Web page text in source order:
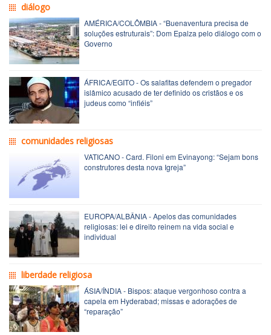
diálogo
AMÉRICA/COLÔMBIA - “Buenaventura precisa de
soluções estruturais”: Dom Epalza pelo diálogo com o
Governo
ÁFRICA/EGITO - Os salafitas defendem o pregador
islâmico acusado de ter definido os cristãos e os
judeus como “infiéis”
comunidades religiosas
VATICANO - Card. Filoni em Evinayong: “Sejam bons
construtores desta nova Igreja”
EUROPA/ALBÂNIA - Apelos das comunidades
religiosas: lei e direito reinem na vida social e
individual
liberdade religiosa
ÁSIA/ÍNDIA - Bispos: ataque vergonhoso contra a
capela em Hyderabad; missas e adorações de
“reparação”